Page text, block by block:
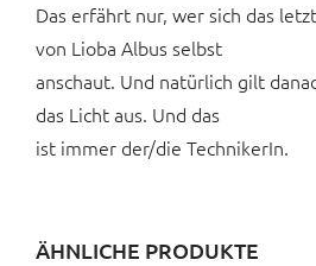
Das erfährt nur, wer sich das
von Lioba Albus selbst
anschaut. Und natürlich gilt
das Licht aus. Und das
ist immer der/die TechnikerIn.
ÄHNLICHE PRODUKTE